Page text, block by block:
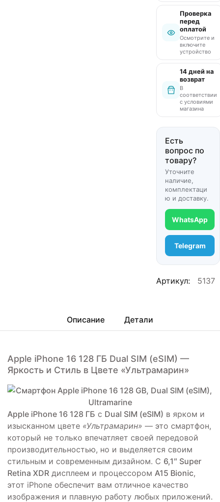
Проверка
перед
оплатой
Осмотрите и
включите
устройство
14 дней на
возврат
В
соответствии
с условиями
магазина
Есть
вопрос по
товару?
Уточните
наличие,
комплектаци
ю и доставку.
WhatsApp
Telegram
Артикул: 5137
Описание Детали
Apple iPhone 16 128 ГБ Dual SIM (eSIM) —
Яркость и Стиль в Цвете «Ультрамарин»
Apple iPhone 16 128 ГБ с Dual SIM (eSIM) в ярком и
изысканном цвете «Ультрамарин» — это смартфон,
который не только впечатляет своей передовой
производительностью, но и выделяется своим
стильным и современным дизайном. С 6,1″ Super
Retina XDR дисплеем и процессором A15 Bionic,
этот iPhone обеспечит вам отличное качество
изображения и плавную работу любых приложений.